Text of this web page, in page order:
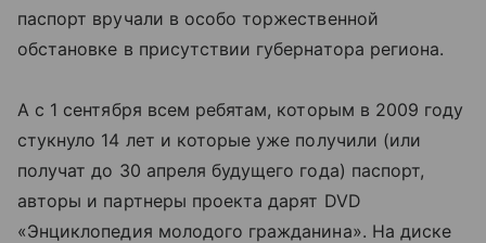
паспорт вручали в особо торжественной
обстановке в присутствии губернатора региона.
А с 1 сентября всем ребятам, которым в 2009 году
стукнуло 14 лет и которые уже получили (или
получат до 30 апреля будущего года) паспорт,
авторы и партнеры проекта дарят DVD
«Энциклопедия молодого гражданина». На диске